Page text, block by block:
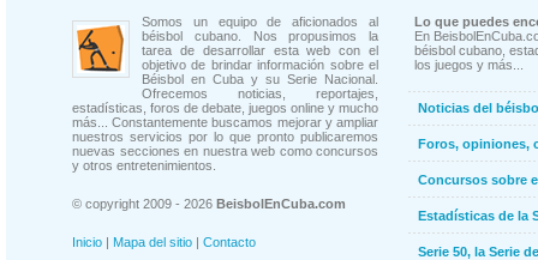
Somos un equipo de aficionados al
béisbol cubano. Nos propusimos la
tarea de desarrollar esta web con el
objetivo de brindar información sobre el
Béisbol en Cuba y su Serie Nacional.
Ofrecemos noticias, reportajes,
estadísticas, foros de debate, juegos online y mucho
más... Constantemente buscamos mejorar y ampliar
nuestros servicios por lo que pronto publicaremos
nuevas secciones en nuestra web como concursos
y otros entretenimientos.
© copyright 2009 - 2026 BeisbolEnCuba.com
Inicio | Mapa del sitio | Contacto
Lo que puedes
En
béisbol cubano,
los juegos y más...
Noticias del
Foros, opiniones,
Concursos sobre
Estadísticas de la
Serie 50, la Serie